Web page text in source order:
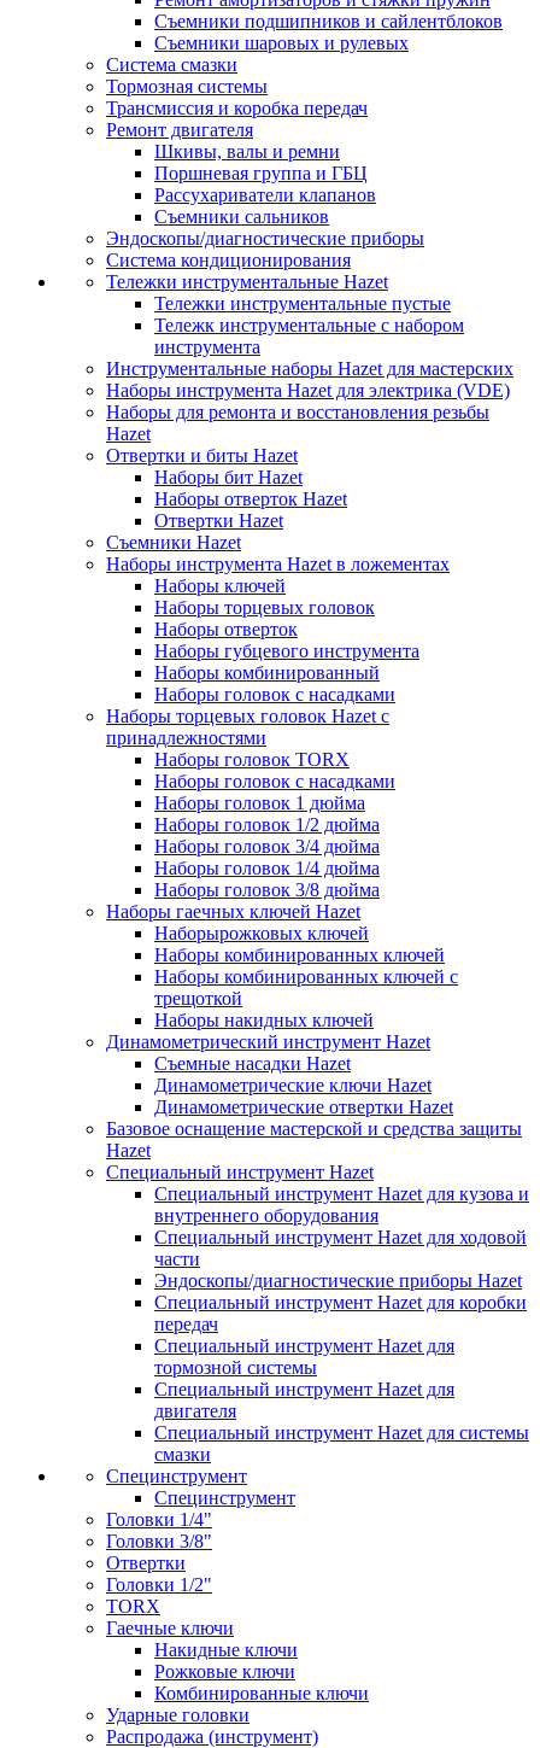
Съемники подшипников и сайлентблоков
Съемники шаровых и рулевых
Система смазки
Тормозная системы
Трансмиссия и коробка передач
Ремонт двигателя
Шкивы, валы и ремни
Поршневая группа и ГБЦ
Рассухариватели клапанов
Съемники сальников
Эндоскопы/диагностические приборы
Система кондиционирования
Тележки инструментальные Hazet
Тележки инструментальные пустые
Тележк инструментальные с набором
инструмента
Инструментальные наборы Hazet для мастерских
Наборы инструмента Hazet для электрика (VDE)
Наборы для ремонта и восстановления резьбы
Hazet
Отвертки и биты Hazet
Наборы бит Hazet
Наборы отверток Hazet
Отвертки Hazet
Съемники Hazet
Наборы инструмента Hazet в ложементах
Наборы ключей
Наборы торцевых головок
Наборы отверток
Наборы губцевого инструмента
Наборы комбинированный
Наборы головок с насадками
Наборы торцевых головок Hazet с
принадлежностями
Наборы головок TORX
Наборы головок с насадками
Наборы головок 1 дюйма
Наборы головок 1/2 дюйма
Наборы головок 3/4 дюйма
Наборы головок 1/4 дюйма
Наборы головок 3/8 дюйма
Наборы гаечных ключей Hazet
Наборырожковых ключей
Наборы комбинированных ключей
Наборы комбинированных ключей с
трещоткой
Наборы накидных ключей
Динамометрический инструмент Hazet
Съемные насадки Hazet
Динамометрические ключи Hazet
Динамометрические отвертки Hazet
Базовое оснащение мастерской и средства защиты
Hazet
Специальный инструмент Hazet
Специальный инструмент Hazet для кузова и
внутреннего оборудования
Специальный инструмент Hazet для ходовой
части
Эндоскопы/диагностические приборы Hazet
Специальный инструмент Hazet для коробки
передач
Специальный инструмент Hazet для
тормозной системы
Специальный инструмент Hazet для
двигателя
Специальный инструмент Hazet для системы
смазки
Специнструмент
Специнструмент
Головки 1/4"
Головки 3/8"
Отвертки
Головки 1/2"
TORX
Гаечные ключи
Накидные ключи
Рожковые ключи
Комбинированные ключи
Ударные головки
Распродажа (инструмент)